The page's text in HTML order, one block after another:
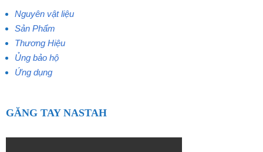
Nguyên vật liệu
Sản Phẩm
Thương Hiệu
Ủng bảo hộ
Ứng dụng
GĂNG TAY NASTAH